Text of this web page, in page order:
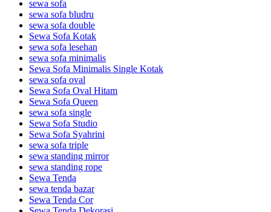
sewa sofa
sewa sofa bludru
sewa sofa double
Sewa Sofa Kotak
sewa sofa lesehan
sewa sofa minimalis
Sewa Sofa Minimalis Single Kotak
sewa sofa oval
Sewa Sofa Oval Hitam
Sewa Sofa Queen
sewa sofa single
Sewa Sofa Studio
Sewa Sofa Syahrini
sewa sofa triple
sewa standing mirror
sewa standing rope
Sewa Tenda
sewa tenda bazar
Sewa Tenda Cor